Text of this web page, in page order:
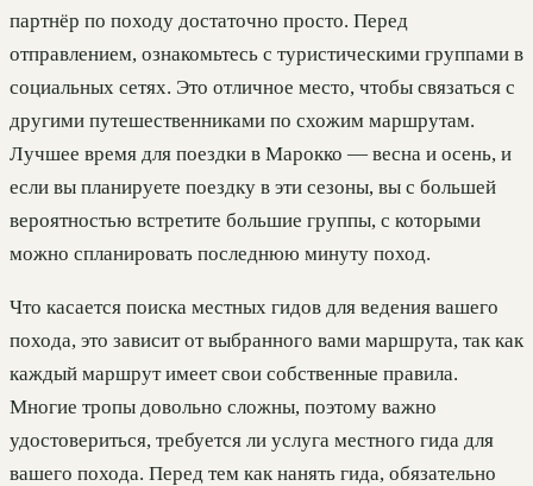
партнёр по походу достаточно просто. Перед
отправлением, ознакомьтесь с туристическими группами в
социальных сетях. Это отличное место, чтобы связаться с
другими путешественниками по схожим маршрутам.
Лучшее время для поездки в Марокко — весна и осень, и
если вы планируете поездку в эти сезоны, вы с большей
вероятностью встретите большие группы, с которыми
можно спланировать последнюю минуту поход.
Что касается поиска местных гидов для ведения вашего
похода, это зависит от выбранного вами маршрута, так как
каждый маршрут имеет свои собственные правила.
Многие тропы довольно сложны, поэтому важно
удостовериться, требуется ли услуга местного гида для
вашего похода. Перед тем как нанять гида, обязательно